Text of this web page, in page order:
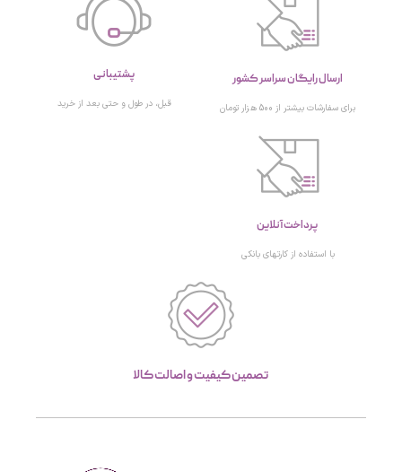
ارسال رایگان سراسر کشور
برای سفارشات بیشتر از 500 هزار تومان
پشتیبانی
قبل، در طول و حتی بعد از خرید
پرداخت آنلاین
با استفاده از کارتهای بانکی
تصمین کیفیت و اصالت کالا